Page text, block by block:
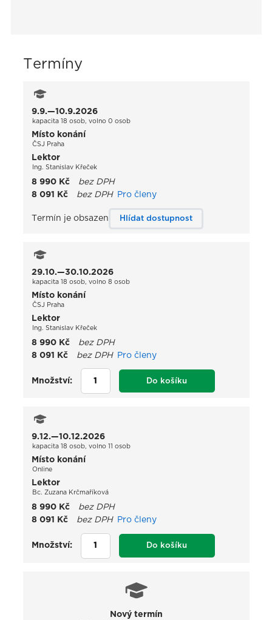
Termíny
9.9.—10.9.2026
kapacita 18 osob, volno 0 osob
Místo konání
ČSJ Praha
Lektor
Ing. Stanislav Křeček
8 990 Kč
bez DPH
Pro členy
8 091 Kč bez DPH
Termín je obsazen Hlídat dostupnost
29.10.—30.10.2026
kapacita 18 osob, volno 8 osob
Místo konání
ČSJ Praha
Lektor
Ing. Stanislav Křeček
8 990 Kč
bez DPH
Pro členy
8 091 Kč bez DPH
Množství: Do košíku
9.12.—10.12.2026
kapacita 18 osob, volno 11 osob
Místo konání
Online
Lektor
Bc. Zuzana Krčmaříková
8 990 Kč
bez DPH
Pro členy
8 091 Kč bez DPH
Množství: Do košíku
Nový termín